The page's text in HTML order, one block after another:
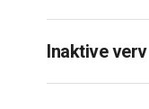
Inaktive verv